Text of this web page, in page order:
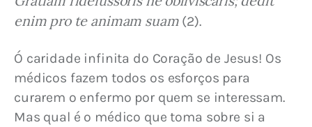
enim pro te animam suam (2).
Ó caridade infinita do Coração de Jesus! Os
médicos fazem todos os esforços para
curarem o enfermo por quem se interessam.
Mas qual é o médico que toma sobre si a